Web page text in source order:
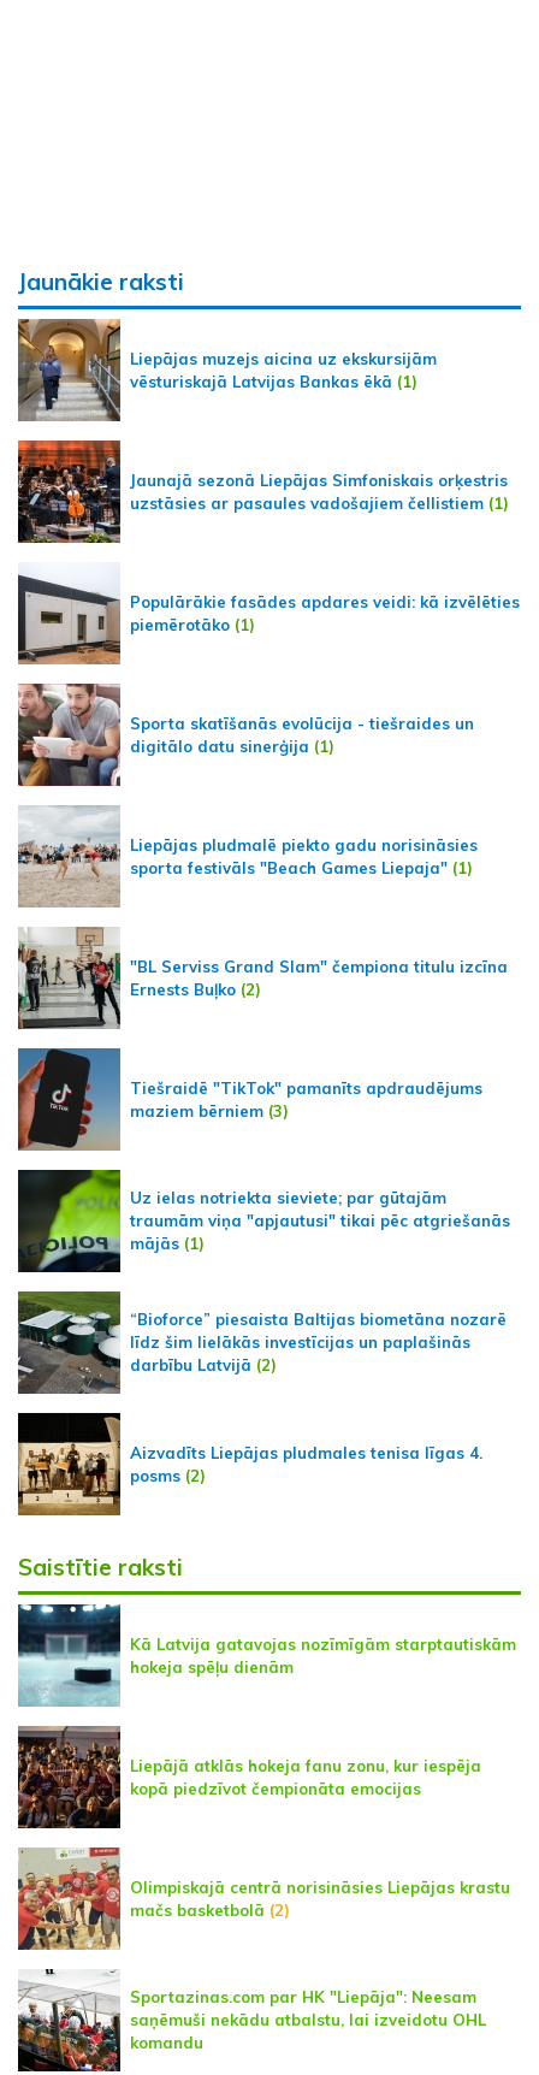
Jaunākie raksti
Liepājas muzejs aicina uz ekskursijām
vēsturiskajā Latvijas Bankas ēkā (1)
Jaunajā sezonā Liepājas Simfoniskais orķestris
uzstāsies ar pasaules vadošajiem čellistiem (1)
Populārākie fasādes apdares veidi: kā izvēlēties
piemērotāko (1)
Sporta skatīšanās evolūcija - tiešraides un
digitālo datu sinerģija (1)
Liepājas pludmalē piekto gadu norisināsies
sporta festivāls "Beach Games Liepaja" (1)
"BL Serviss Grand Slam" čempiona titulu izcīna
Ernests Buļko (2)
Tiešraidē "TikTok" pamanīts apdraudējums
maziem bērniem (3)
Uz ielas notriekta sieviete; par gūtajām
traumām viņa "apjautusi" tikai pēc atgriešanās
mājās (1)
“Bioforce” piesaista Baltijas biometāna nozarē
līdz šim lielākās investīcijas un paplašinās
darbību Latvijā (2)
Aizvadīts Liepājas pludmales tenisa līgas 4.
posms (2)
Saistītie raksti
Kā Latvija gatavojas nozīmīgām starptautiskām
hokeja spēļu dienām
Liepājā atklās hokeja fanu zonu, kur iespēja
kopā piedzīvot čempionāta emocijas
Olimpiskajā centrā norisināsies Liepājas krastu
mačs basketbolā (2)
Sportazinas.com par HK "Liepāja": Neesam
saņēmuši nekādu atbalstu, lai izveidotu OHL
komandu